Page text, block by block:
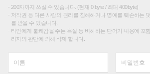
200자까지 쓰실 수 있습니다. (현재 0 byte / 최대 400byte)
저작권 등 다른 사람의 권리를 침해하거나 명예를 훼손하는
를 받을 수 있습니다.
타인에게 불쾌감을 주는 욕설 등 비하하는 단어가 내용에 포
리자의 판단에 의해 삭제 합니다.